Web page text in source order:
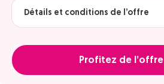
Détails et conditions de l’offre
Profitez de l’offre